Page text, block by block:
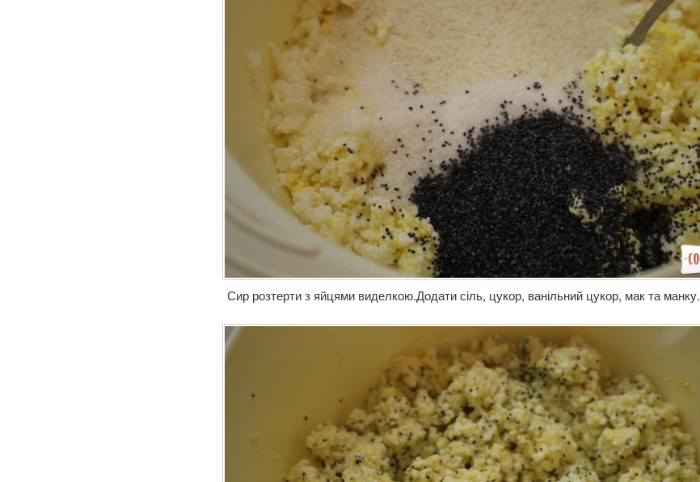
Сир розтерти з яйцями виделкою.Додати сіль, цукор, ванільний цукор, мак та манку.